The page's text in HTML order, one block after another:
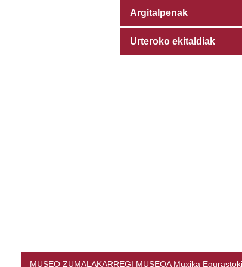
Argitalpenak
Urteroko ekitaldiak
MUSEO ZUMALAKARREGI MUSEOA Muxika